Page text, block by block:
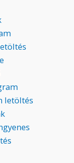
letöltés